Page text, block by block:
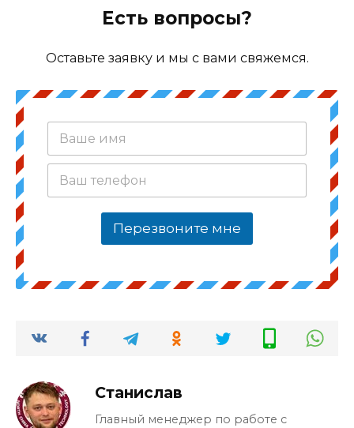
Есть вопросы?
Оставьте заявку и мы с вами свяжемся.
ш
В
ш
о
Перезвоните мне
Станислав
Главный менеджер по работе с